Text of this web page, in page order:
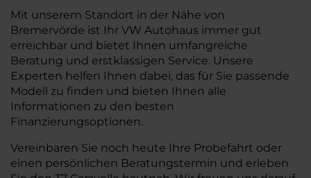
Mit unserem Standort in der Nähe von
Bremervörde ist Ihr VW Autohaus immer gut
erreichbar und bietet Ihnen umfangreiche
Beratung und erstklassigen Service. Unsere
Experten helfen Ihnen dabei, das für Sie passende
Modell zu finden und bieten Ihnen alle
Informationen zu den besten
Finanzierungsoptionen.
Vereinbaren Sie noch heute Ihre Probefahrt oder
einen persönlichen Beratungstermin und erleben